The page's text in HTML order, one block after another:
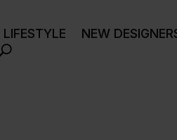
LIFESTYLE NEW